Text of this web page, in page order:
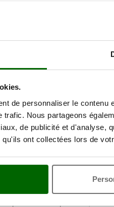
de personnaliser le
trafic. Nous partageons
de publicité et d'analyse,
ont collectées lors de
la corde de démarrage
une référence prudente pour
bande d'herbe que les lames
5 CV ?
5 CVavec des cylindrées
réduite. La configuration
idéal pour des sessions de
tels que :
ou des parcs de copropriété.
a atteint une hauteur
idéale pour les premières